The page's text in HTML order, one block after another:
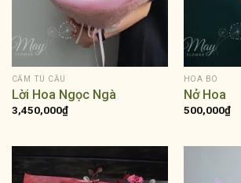
CẨM TÚ CẦU
Lời Hoa Ngọc Ngà
3,450,000₫
HOA BÓ
Nở Hoa
500,000₫